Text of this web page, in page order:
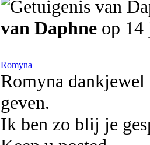
van Daphne op
Romyna
Romyna
geven.
Ik ben zo blij je